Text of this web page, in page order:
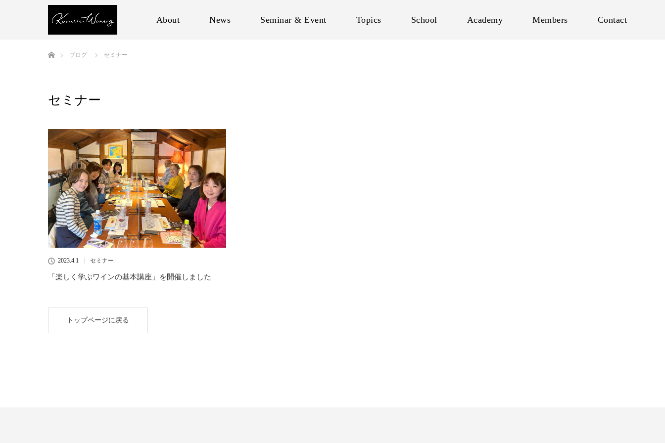
About News Seminar & Event Topics School Academy Members Contact
ブログ
セミナー
セミナー
2023.4.1 セミナー
「楽しく学ぶワインの基本講座」を開催しました
トップページに戻る